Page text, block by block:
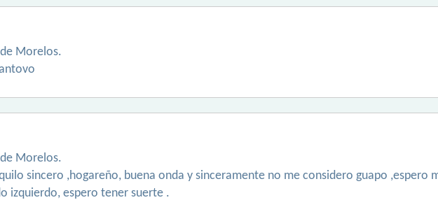
Morelos.
Morelos.
sincero ,hogareño, buena onda y sinceramente no me considero guapo ,espero
izquierdo, espero tener suerte .